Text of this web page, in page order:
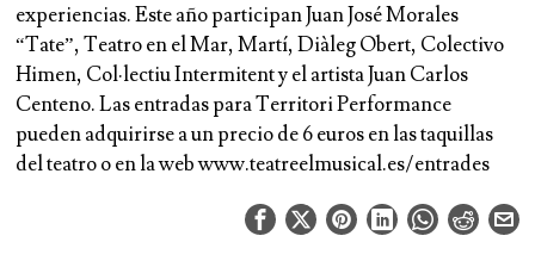
experiencias. Este año participan Juan José Morales
“Tate”, Teatro en el Mar, Martí, Diàleg Obert, Colectivo
Himen, Col·lectiu Intermitent y el artista Juan Carlos
Centeno. Las entradas para Territori Performance
pueden adquirirse a un precio de 6 euros en las taquillas
del teatro o en la web www.teatreelmusical.es/entrades